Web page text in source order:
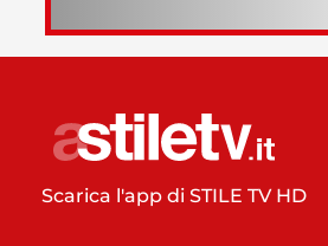
Scarica l'app di STILE TV HD